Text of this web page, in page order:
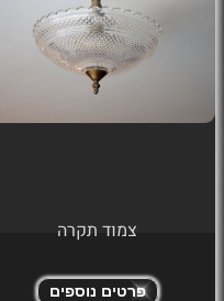
צמוד תקרה
פרטים נוספים